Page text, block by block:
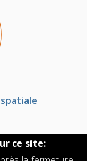
ce site: